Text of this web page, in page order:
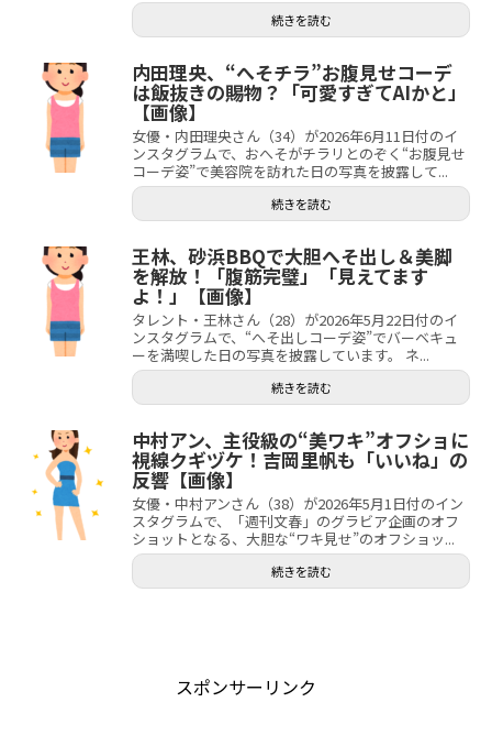
続きを読む
内田理央、“へそチラ”お腹見せコーデ
は飯抜きの賜物？「可愛すぎてAIかと」
【画像】
女優・内田理央さん（34）が2026年6月11日付のイ
ンスタグラムで、おへそがチラリとのぞく“お腹見せ
コーデ姿”で美容院を訪れた日の写真を披露して...
続きを読む
王林、砂浜BBQで大胆へそ出し＆美脚
を解放！「腹筋完璧」「見えてます
よ！」【画像】
タレント・王林さん（28）が2026年5月22日付のイ
ンスタグラムで、“へそ出しコーデ姿”でバーベキュ
ーを満喫した日の写真を披露しています。 ネ...
続きを読む
中村アン、主役級の“美ワキ”オフショに
視線クギヅケ！吉岡里帆も「いいね」の
反響【画像】
女優・中村アンさん（38）が2026年5月1日付のイン
スタグラムで、「週刊文春」のグラビア企画のオフ
ショットとなる、大胆な“ワキ見せ”のオフショッ...
続きを読む
スポンサーリンク